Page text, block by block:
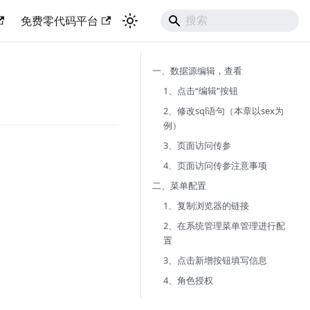
免费零代码平台
一、数据源编辑，查看
1、点击“编辑”按钮
2、修改sql语句（本章以sex为
例）
3、页面访问传参
4、页面访问传参注意事项
二、菜单配置
1、复制浏览器的链接
2、在系统管理菜单管理进行配
置
3、点击新增按钮填写信息
4、角色授权